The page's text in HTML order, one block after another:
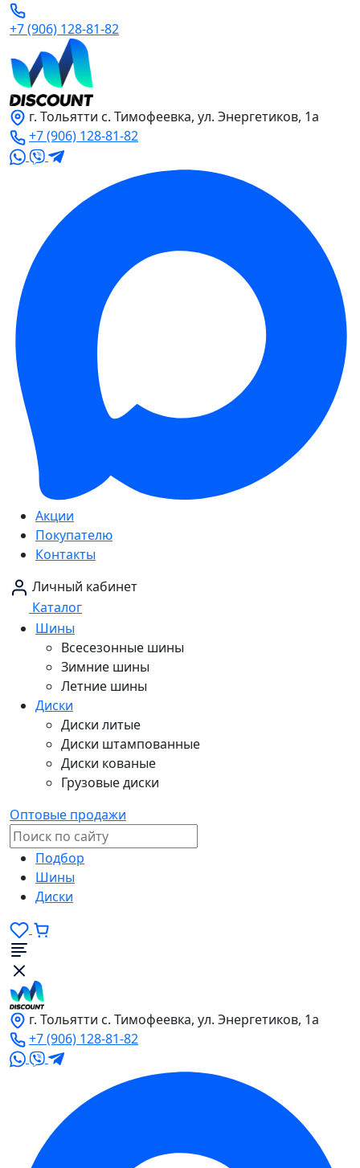
+7 (906) 128-81-82
г. Тольятти с. Тимофеевка, ул. Энергетиков, 1а
+7 (906) 128-81-82
Акции
Покупателю
Контакты
Личный кабинет
Каталог
Шины
Всесезонные шины
Зимние шины
Летние шины
Диски
Диски литые
Диски штампованные
Диски кованые
Грузовые диски
Оптовые продажи
Подбор
Шины
Диски
г. Тольятти с. Тимофеевка, ул. Энергетиков, 1а
+7 (906) 128-81-82